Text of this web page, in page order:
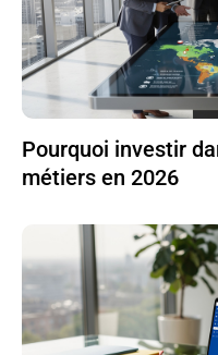
Pourquoi investir
métiers en 2026